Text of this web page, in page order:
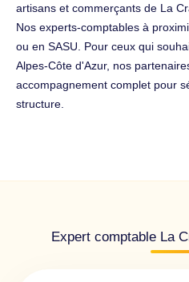
artisans et commerçants de La
Nos experts-comptables à
ou en SASU. Pour ceux qui
Alpes-Côte d'Azur, nos
accompagnement complet pour
structure.
Expert comptable La